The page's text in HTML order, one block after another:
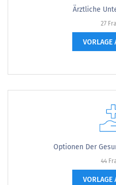
Ärztliche
27
VORLAGE
Optionen Der
44
VORLAGE